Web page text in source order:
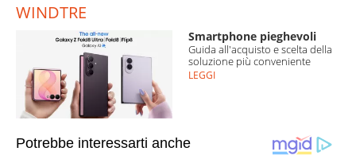
WINDTRE
Smartphone pieghevoli
Guida all'acquisto e scelta della
soluzione più conveniente
LEGGI